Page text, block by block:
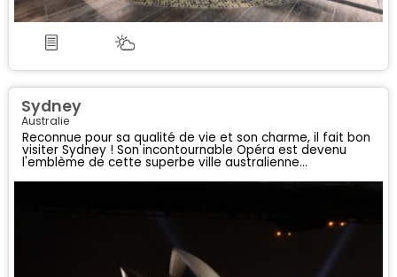
Sydney
Australie
Reconnue pour sa qualité de vie et son charme, il fait bon
visiter Sydney ! Son incontournable Opéra est devenu
l'emblème de cette superbe ville australienne...